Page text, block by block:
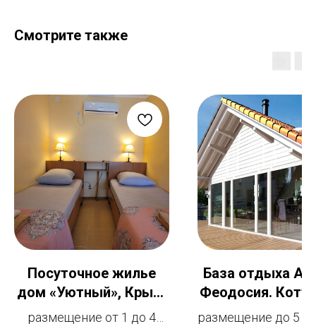
Смотрите также
Посуточное жилье
дом «Уютный», Крым,
Феодосия, Стандарт,
размещение от 1 до 4
База отдыха
Феодосия.
комнатный от
размещение до 5